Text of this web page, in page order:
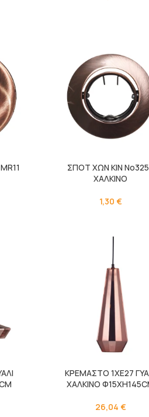
ΣΠΟΤ ΧΩΝ ΚΙΝ
ΧΑΛΚΙΝΟ
1,30 €
ΚΡΕΜΑΣΤΟ 1ΧΕ27
ΧΑΛΚΙΝΟ
26,04 €